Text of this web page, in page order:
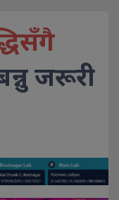
जरूरी